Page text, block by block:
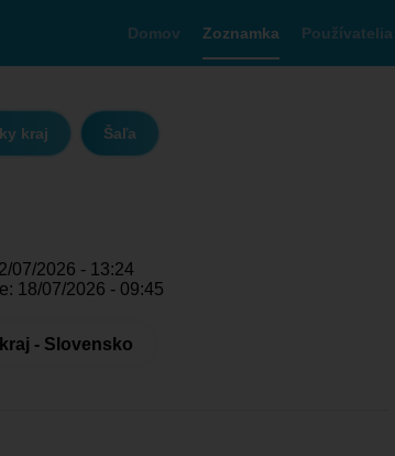
Domov Zoznamka Používatelia
kraj Šaľa
07/2026 - 13:24
18/07/2026 - 09:45
- Slovensko